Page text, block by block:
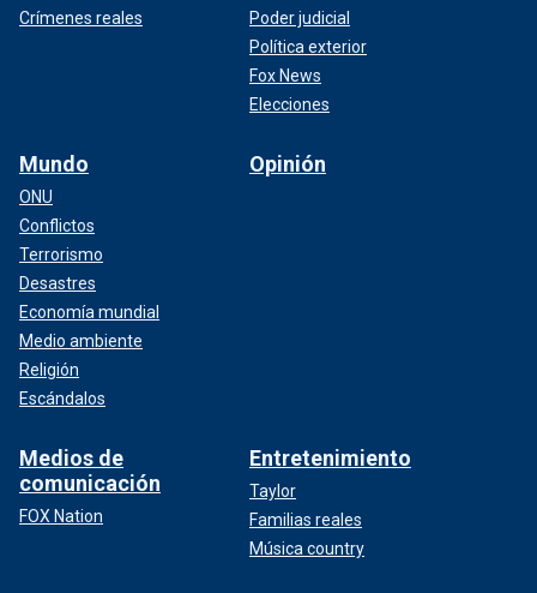
Crímenes reales
Poder judicial
Política exterior
Fox News
Elecciones
Mundo
ONU
Conflictos
Terrorismo
Desastres
Economía mundial
Medio ambiente
Religión
Escándalos
Opinión
Medios de
comunicación
FOX Nation
Entretenimiento
Taylor
Familias reales
Música country